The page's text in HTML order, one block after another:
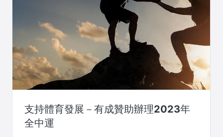
支持體育發展－有成贊助辦理2023年
全中運